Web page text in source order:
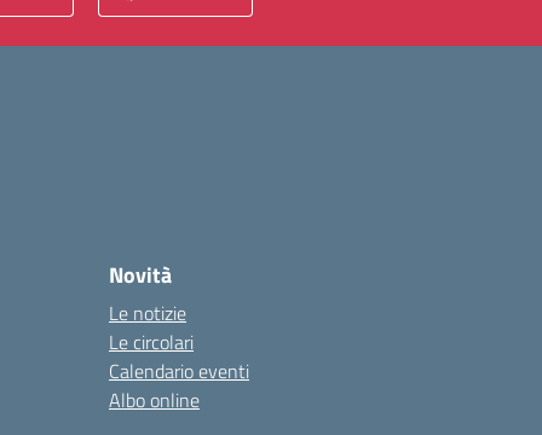
Novità
Le notizie
Le circolari
Calendario eventi
Albo online